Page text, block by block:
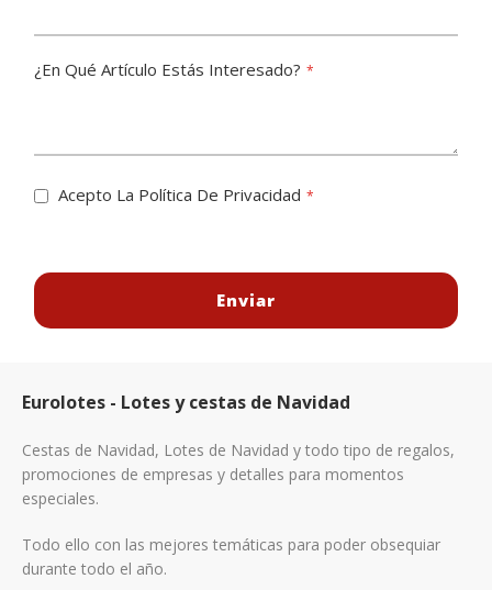
¿En Qué Artículo Estás Interesado?
Acepto La Política De Privacidad
Enviar
Eurolotes - Lotes y cestas de Navidad
Cestas de Navidad, Lotes de Navidad y todo tipo de regalos,
promociones de empresas y detalles para momentos
especiales.
Todo ello con las mejores temáticas para poder obsequiar
durante todo el año.